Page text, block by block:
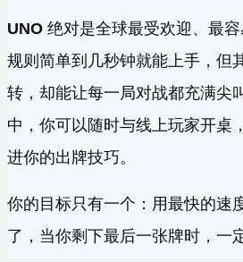
UNO 绝对是全球最受欢迎、最容
规则简单到几秒钟就能上手，但
转，却能让每一局对战都充满尖
中，你可以随时与线上玩家开桌
进你的出牌技巧。
你的目标只有一个：用最快的速
了，当你剩下最后一张牌时，一